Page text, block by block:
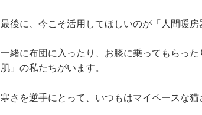
最後に、今こそ活用してほしいのが「人間暖房
一緒に布団に入ったり、お膝に乗ってもらっ
肌」の私たちがいます。
寒さを逆手にとって、いつもはマイペースな